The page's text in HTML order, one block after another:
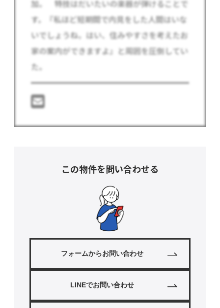
加。 特技はだいたいの楽器が弾けることで
す。『私ほど短期間で内見をした人間はいな
いでしょうね。はい、住みやすさを考えたお
家の案内ができますよ』と周囲を圧倒してい
た。
この物件を問い合わせる
フォームからお問い合わせ
LINEでお問い合わせ